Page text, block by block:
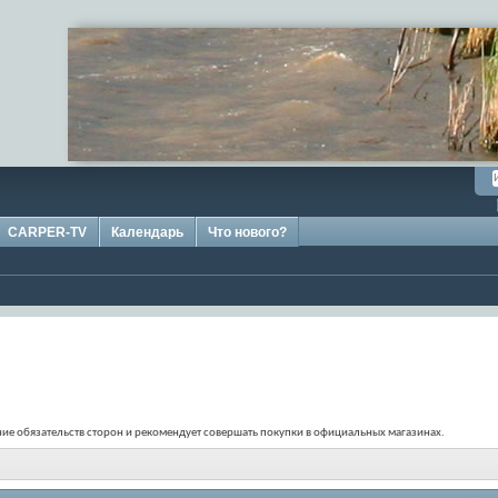
CARPER-TV Календарь Что нового?
обязательств сторон и рекомендует совершать покупки в официальных магазинах.